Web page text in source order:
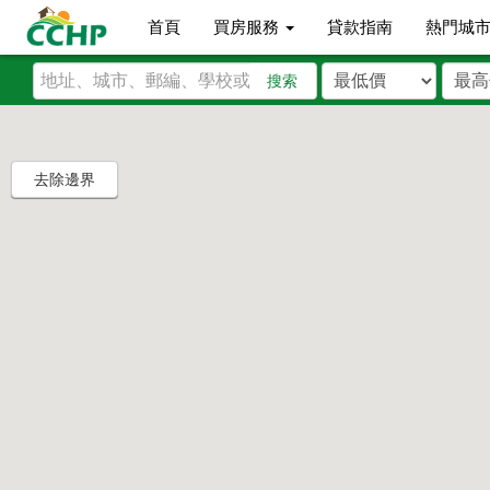
首頁 買房服務 貸款指南 熱門城
搜索
去除邊界